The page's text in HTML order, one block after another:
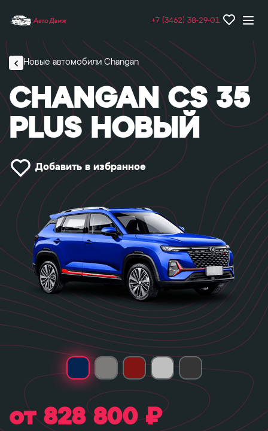
+7 (3462) 38-29-01
Новые автомобили Changan
CHANGAN CS 35
PLUS НОВЫЙ
Добавить в избранное
от 828 800 ₽